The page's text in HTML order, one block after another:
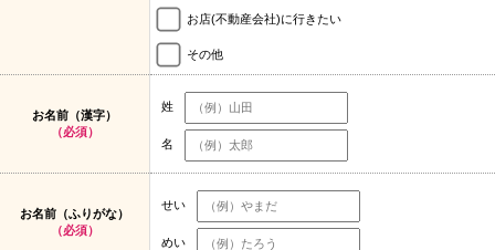
お店(不動産会社)に行きたい
その他
お名前（漢字）
（必須）
姓
名
お名前（ふりがな）
（必須）
せい
めい